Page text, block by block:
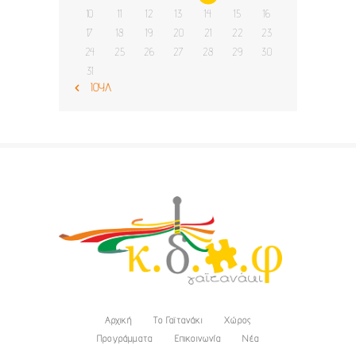
10
11 12 13 14 15
16
17
18 19 20 21 22
23
24
25 26 27 28 29
30
31
« ΙΟΎΛ
Αρχική Το Γαϊτανάκι
Χώρος
Προγράμματα
Επικοινωνία Νέα